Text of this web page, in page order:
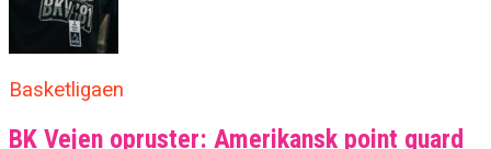
Basketligaen
BK Vejen opruster: Amerikansk point guard